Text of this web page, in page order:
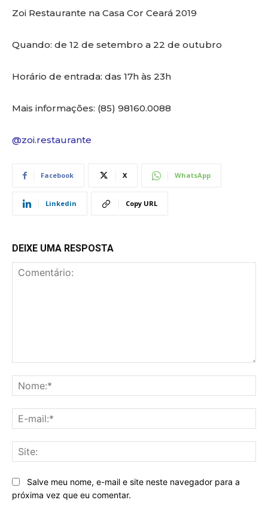
Zoi Restaurante na Casa Cor Ceará 2019
Quando: de 12 de setembro a 22 de outubro
Horário de entrada: das 17h às 23h
Mais informações: (85) 98160.0088
@zoi.restaurante
Facebook X WhatsApp
Linkedin Copy URL
DEIXE UMA RESPOSTA
Salve meu nome, e-mail e site neste navegador para a
próxima vez que eu comentar.